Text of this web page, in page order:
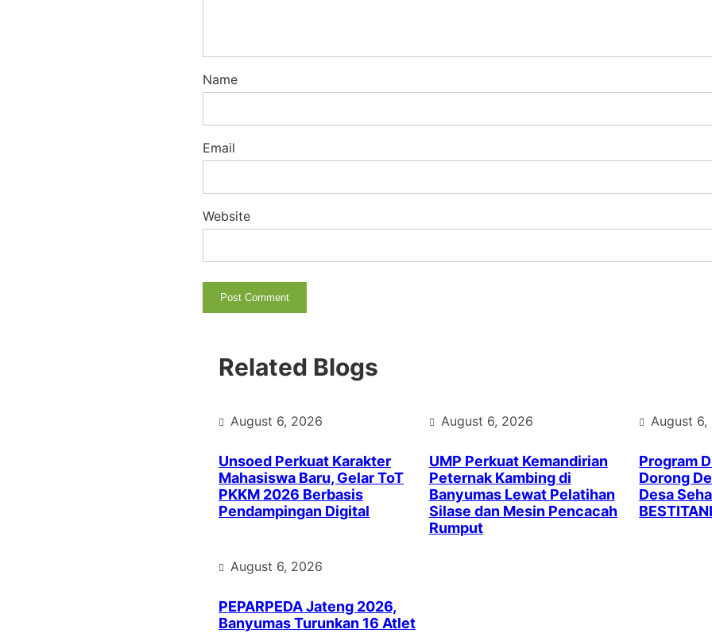
Name
Email
Website
Related Blogs
August 6, 2026
Unsoed Perkuat Karakter
Mahasiswa Baru, Gelar ToT
PKKM 2026 Berbasis
Pendampingan Digital
August 6, 2026
UMP Perkuat Kemandirian
Peternak Kambing di
Banyumas Lewat Pelatihan
Silase dan Mesin Pencacah
Rumput
August 6,
Program
Dorong
Desa
BESTITANI
August 6, 2026
PEPARPEDA Jateng 2026,
Banyumas Turunkan 16 Atlet